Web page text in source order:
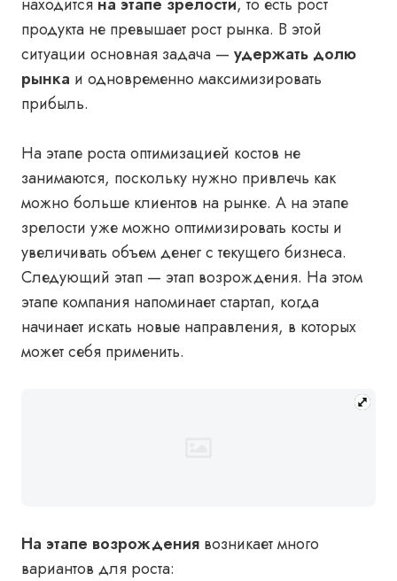
продукта не превышает рост рынка. В этой
ситуации основная задача — удержать долю
рынка и одновременно максимизировать
прибыль.
На этапе роста оптимизацией костов не
занимаются, поскольку нужно привлечь как
можно больше клиентов на рынке. А на этапе
зрелости уже можно оптимизировать косты и
увеличивать объем денег с текущего бизнеса.
Следующий этап — этап возрождения. На этом
этапе компания напоминает стартап, когда
начинает искать новые направления, в которых
может себя применить.
На этапе возрождения возникает много
вариантов для роста: